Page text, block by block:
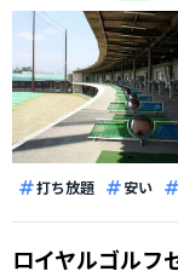
打ち放題 安い
ロイヤルゴルフ